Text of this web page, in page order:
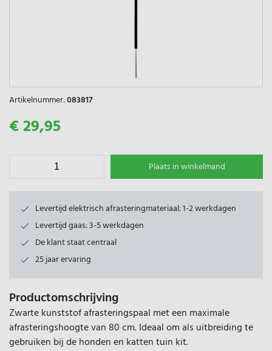
Artikelnummer:083817
€ 29,95
Plaats in winkelmand
Levertijd elektrisch afrasteringmateriaal: 1-2 werkdagen
Levertijd gaas: 3-5 werkdagen
De klant staat centraal
25 jaar ervaring
Productomschrijving
Zwarte kunststof afrasteringspaal met een maximale
afrasteringshoogte van 80 cm. Ideaal om als uitbreiding te
gebruiken bij de honden en katten tuin kit.